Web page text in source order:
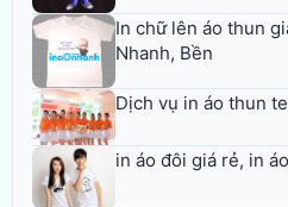
In chữ lên áo thun
Nhanh, Bền
Dịch vụ in áo thun
in áo đôi giá rẻ, in